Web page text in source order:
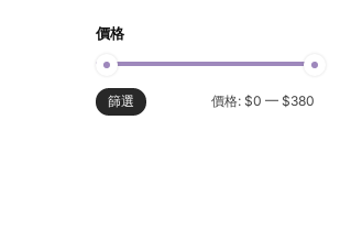
價格
篩選 價格: $0 — $380